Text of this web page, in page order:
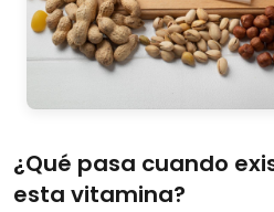
¿Qué pasa cuando
esta vitamina?